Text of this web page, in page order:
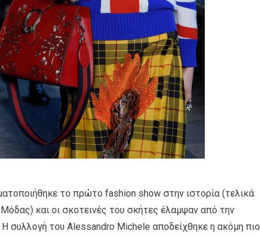
το πρώτο fashion show στην ιστορία (τελικά
και οι σκοτεινές του σκήτες έλαμψαν από την
συλλογή του Αlessandro Michele αποδείχθηκε η ακόμη πιο